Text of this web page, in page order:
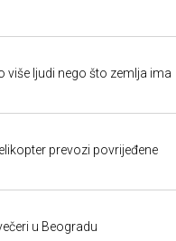
više ljudi nego što zemlja ima
prevozi povrijeđene
u Beogradu